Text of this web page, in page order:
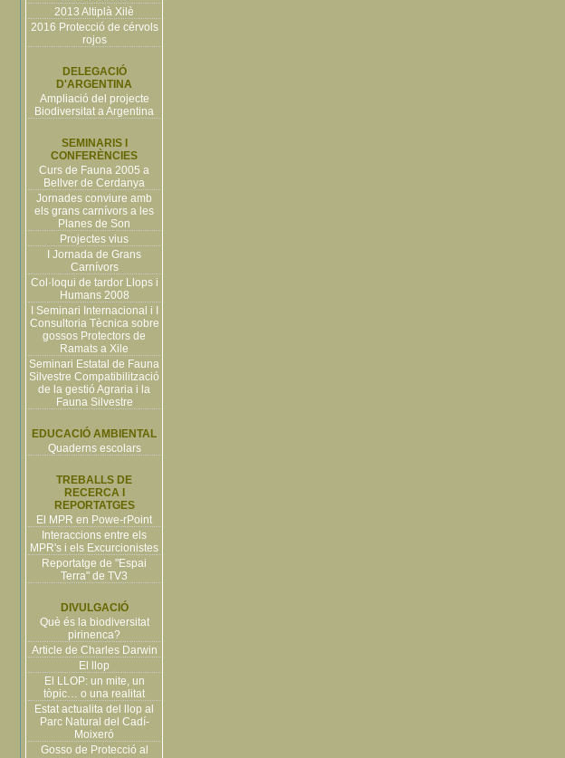
2013 Altiplà Xilè
2016 Protecció de cérvols
rojos
DELEGACIÓ
D'ARGENTINA
Ampliació del projecte
Biodiversitat a Argentina
SEMINARIS I
CONFERÈNCIES
Curs de Fauna 2005 a
Bellver de Cerdanya
Jornades conviure amb
els grans carnívors a les
Planes de Son
Projectes vius
I Jornada de Grans
Carnívors
Col·loqui de tardor Llops i
Humans 2008
I Seminari Internacional i I
Consultoria Tècnica sobre
gossos Protectors de
Ramats a Xile
Seminari Estatal de Fauna
Silvestre Compatibilització
de la gestió Agraria i la
Fauna Silvestre
EDUCACIÓ AMBIENTAL
Quaderns escolars
TREBALLS DE
RECERCA I
REPORTATGES
El MPR en Powe-rPoint
Interaccions entre els
MPR's i els Excurcionistes
Reportatge de "Espai
Terra" de TV3
DIVULGACIÓ
Què és la biodiversitat
pirinenca?
Article de Charles Darwin
El llop
El LLOP: un mite, un
tòpic… o una realitat
Estat actualita del llop al
Parc Natural del Cadí-
Moixeró
Gosso de Protecció al